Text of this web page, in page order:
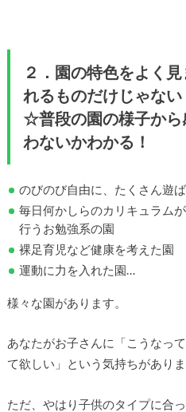
２．園の特色をよく
れるものだけじゃな
☆普段の園の様子から
わないかわかる！
のびのび自由に、たくさん遊
毎日何かしらのカリキュラム
行うお勉強系の園
裸足育児など健康を考えた園
運動に力を入れた園…
様々な園があります。
あなたがお子さんに「こうなっ
て欲しい」という気持ちがありま
ただ、やはり子供のタイプに合